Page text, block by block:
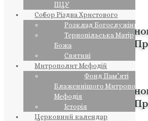
ПЦУ
Собор Різдва Христового
Розклад Богослужінь
Тернопільська Матір
Божа
Святині
Митрополит Мефодій
Фонд Пам’яті
Блаженнішого Митрополита
Мефодія
Історія
Церковний календар